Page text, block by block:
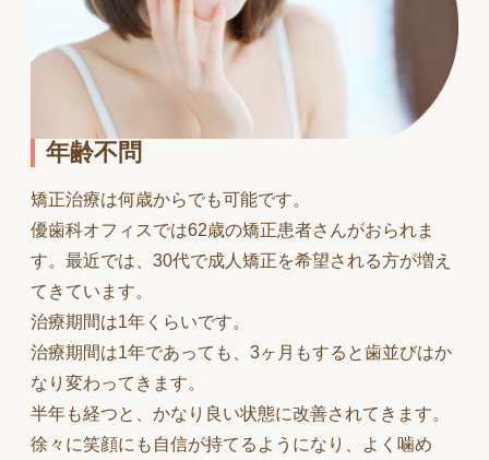
年齢不問
矯正治療は何歳からでも可能です。
優歯科オフィスでは62歳の矯正患者さんがおられま
す。最近では、30代で成人矯正を希望される方が増え
てきています。
治療期間は1年くらいです。
治療期間は1年であっても、3ヶ月もすると歯並びはか
なり変わってきます。
半年も経つと、かなり良い状態に改善されてきます。
徐々に笑顔にも自信が持てるようになり、よく噛め